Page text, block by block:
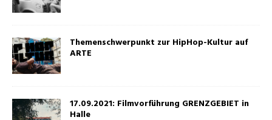
Themenschwerpunkt zur HipHop-Kultur auf
ARTE
17.09.2021: Filmvorführung GRENZGEBIET in
Halle